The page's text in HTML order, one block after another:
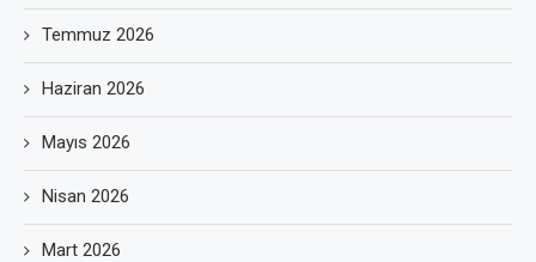
Temmuz 2026
Haziran 2026
Mayıs 2026
Nisan 2026
Mart 2026